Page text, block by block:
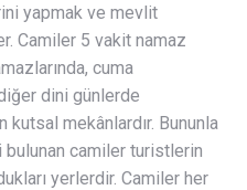
yapmak ve mevlit
Camiler 5 vakit namaz
cuma
dini günlerde
kutsal mekânlardır. Bununla
camiler turistlerin
yerlerdir. Camiler her